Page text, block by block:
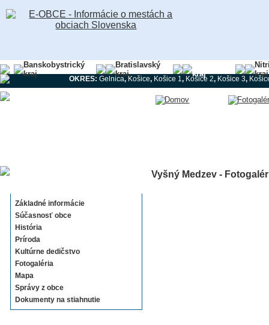
Banskobystrický
kraj
Bratislavský
kraj
kraj
kraj
OKRES:Gelnica,Košice, Košice 1, Košice 2, Košice 3,
Základné informácie
Súčasnosť obce
História
Príroda
Kultúrne dedičstvo
Fotogaléria
Mapa
Správy z obce
Dokumenty na stiahnutie
Vyšný Medzev -